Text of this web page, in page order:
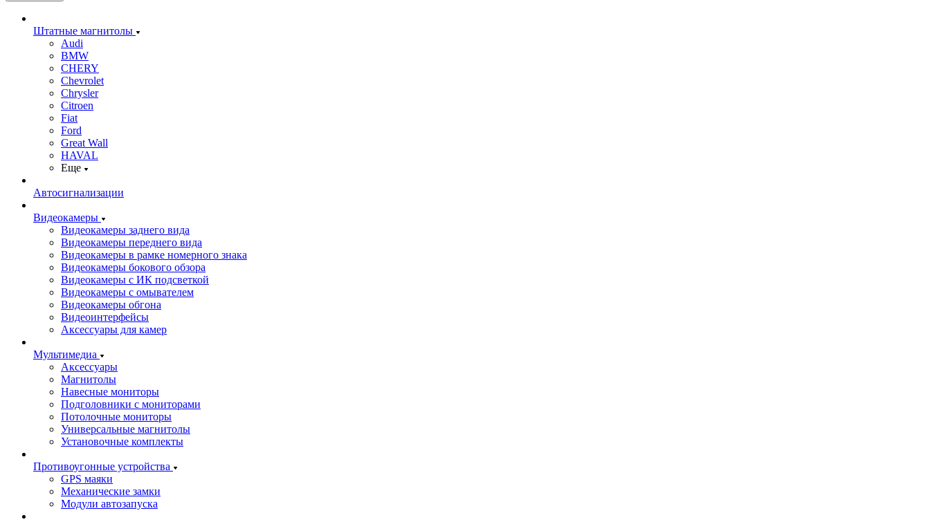
Штатные магнитолы
Audi
BMW
CHERY
Chevrolet
Chrysler
Citroen
Fiat
Ford
Great Wall
HAVAL
Еще
Автосигнализации
Видеокамеры
Видеокамеры заднего вида
Видеокамеры переднего вида
Видеокамеры в рамке номерного знака
Видеокамеры бокового обзора
Видеокамеры с ИК подсветкой
Видеокамеры с омывателем
Видеокамеры обгона
Видеоинтерфейсы
Аксессуары для камер
Мультимедиа
Аксессуары
Магнитолы
Навесные мониторы
Подголовники с мониторами
Потолочные мониторы
Универсальные магнитолы
Установочные комплекты
Противоугонные устройства
GPS маяки
Механические замки
Модули автозапуска